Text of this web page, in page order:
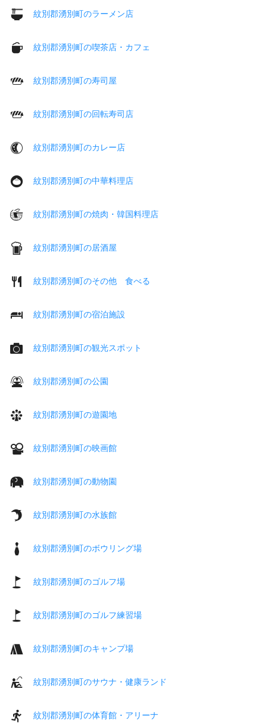
紋別郡湧別町のラーメン店
紋別郡湧別町の喫茶店・カフェ
紋別郡湧別町の寿司屋
紋別郡湧別町の回転寿司店
紋別郡湧別町のカレー店
紋別郡湧別町の中華料理店
紋別郡湧別町の焼肉・韓国料理店
紋別郡湧別町の居酒屋
紋別郡湧別町のその他 食べる
紋別郡湧別町の宿泊施設
紋別郡湧別町の観光スポット
紋別郡湧別町の公園
紋別郡湧別町の遊園地
紋別郡湧別町の映画館
紋別郡湧別町の動物園
紋別郡湧別町の水族館
紋別郡湧別町のボウリング場
紋別郡湧別町のゴルフ場
紋別郡湧別町のゴルフ練習場
紋別郡湧別町のキャンプ場
紋別郡湧別町のサウナ・健康ランド
紋別郡湧別町の体育館・アリーナ